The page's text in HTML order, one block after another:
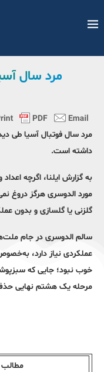
مرد سال
مرد سال فوتبال آسیا طی
داشته است.
به گزارش ایلنا، اگرچه
گلزنی یا گلسازی و بدون
خوب نبود؛ جایی که
مرحله یک هشتم نهایی
مطالب